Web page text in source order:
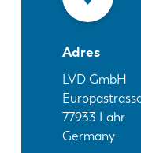
Adres
LVD GmbH
77933 Lahr
Germany
Ontdek LVD
Klantenverhalen
Kenniscentrum
Sectoren en